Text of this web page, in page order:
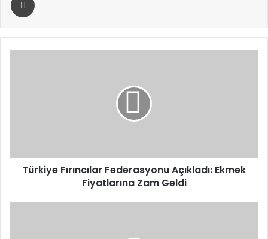
Türkiye Fırıncılar Federasyonu Açıkladı: Ekmek
Fiyatlarına Zam Geldi